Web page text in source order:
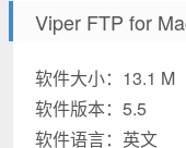
Viper FTP for
软件大小：13.1 M
软件版本：5.5
软件语言：英文